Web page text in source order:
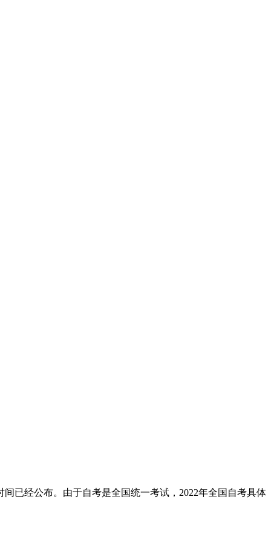
已经公布。由于自考是全国统一考试，2022年全国自考具体